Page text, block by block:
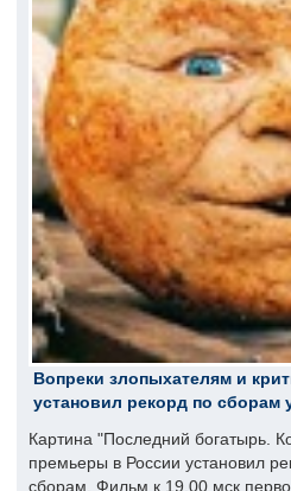
Вопреки злопыхателям и
установил рекорд по сборам
Картина "Последний богатырь.
премьеры в России установил
сборам. Фильм к 19.00 мск